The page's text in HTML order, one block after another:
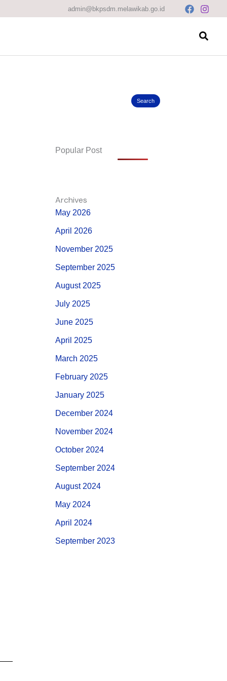
admin@bkpsdm.melawikab.go.id
Search
Popular Post
Archives
May 2026
April 2026
November 2025
September 2025
August 2025
July 2025
June 2025
April 2025
March 2025
February 2025
January 2025
December 2024
November 2024
October 2024
September 2024
August 2024
May 2024
April 2024
September 2023